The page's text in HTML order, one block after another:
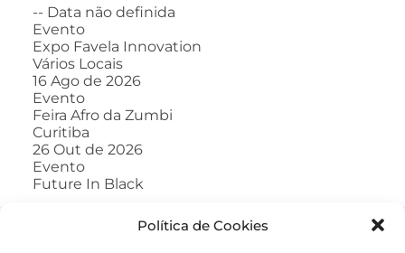
Política de Cookies
-- Data não definida
Evento
Expo Favela Innovation
Vários Locais
16 Ago de 2026
Evento
Feira Afro da Zumbi
Curitiba
26 Out de 2026
Evento
Future In Black